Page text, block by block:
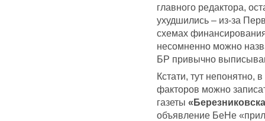
главного редактора,
ухудшились – из-за
схемах
несомненно можно
БР привычно
Кстати, тут непонятно,
факторов можно
газеты
объявление БеНе